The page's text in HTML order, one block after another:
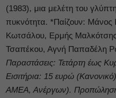
(1983), μια μελέτη του
πυκνότητα. *Παίζουν: Μάνος
Κωτσάλου, Ερμής
Τσαπέκου, Αγνή Παπαδέλη
Παραστάσεις: Τετάρτη έως
Εισιτήρια: 15 ευρώ
ΑΜΕΑ, Ανέργων).